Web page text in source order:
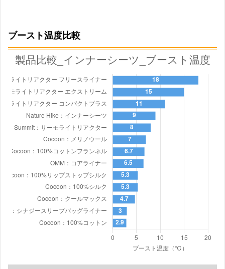
コンフォートブレンドラ
ブリーズライナー レクタ
ンギュラーウィズピロー
スリーブ
STATIC アドリフト ライナー
Evernew とろけるキルト
コアライナー 190×65cm
ブースト温度比較